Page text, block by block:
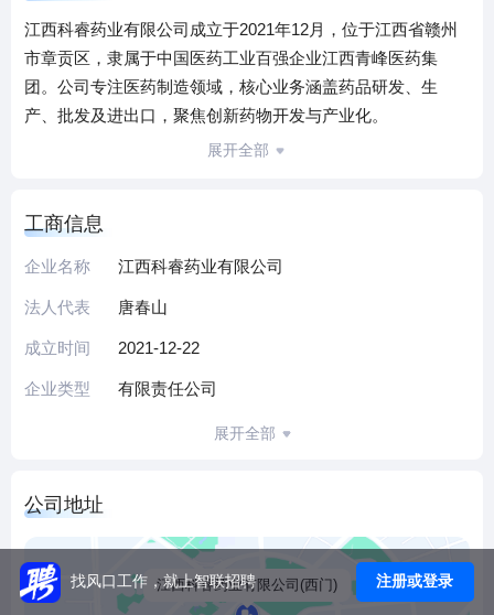
江西科睿药业有限公司成立于2021年12月，位于江西省赣州
市章贡区，隶属于中国医药工业百强企业江西青峰医药集
团。公司专注医药制造领域，核心业务涵盖药品研发、生
产、批发及进出口，聚焦创新药物开发与产业化。
作为国家高新技术企业、省级专精特新企业及省级企业技术
自主研发的核酸内切酶抑制剂。同时，公司具备药品生产、
进出口等4项专业资质，对外投资7家企业，构建了从研发到
依托母公司产业资源与自身创新实力，公司坚持以研发驱动
发展，致力于为患者提供高品质医药产品。我们期待与医药
级。
（本介绍由DeepSeek AI智能生成，仅供参考）
展开全部
工商信息
企业名称 江西科睿药业有限公司
法人代表 唐春山
成立时间 2021-12-22
企业类型 有限责任公司
展开全部
公司地址
江西科睿药业有限公司(西门)
找风口工作，就上智联招聘 注册或登录